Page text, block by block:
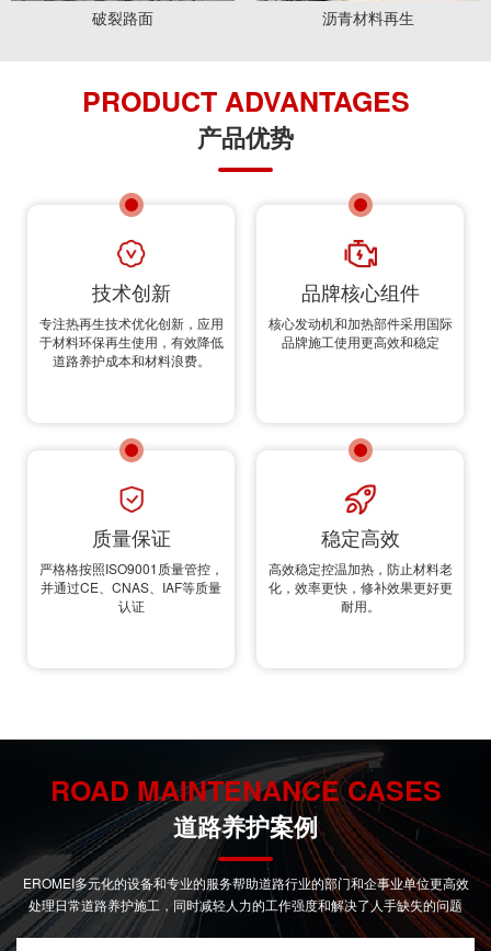
破裂路面 沥青材料再生
PRODUCT ADVANTAGES
产品优势
技术创新
专注热再生技术优化创新，应用
于材料环保再生使用，有效降低
道路养护成本和材料浪费。
品牌核心组件
核心发动机和加热部件采用国际
品牌施工使用更高效和稳定
质量保证
严格格按照ISO9001质量管控，
并通过CE、CNAS、IAF等质量
认证
稳定高效
高效稳定控温加热，防止材料老
化，效率更快，修补效果更好更
耐用。
ROAD MAINTENANCE CASES
道路养护案例
EROMEI多元化的设备和专业的服务帮助道路行业的部门和企事业单位更高效
处理日常道路养护施工，同时减轻人力的工作强度和解决了人手缺失的问题